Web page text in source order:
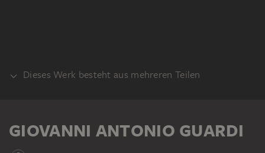
Dieses Werk besteht aus mehreren Teilen
GIOVANNI ANTONIO GUARDI